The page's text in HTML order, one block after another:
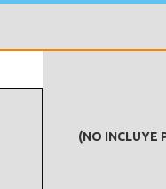
(NO INCLUYE